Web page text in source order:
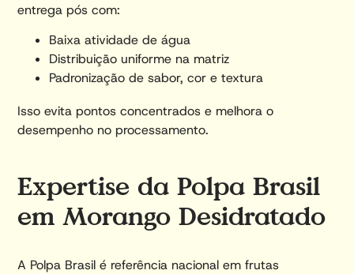
entrega pós com:
Baixa atividade de água
Distribuição uniforme na matriz
Padronização de sabor, cor e textura
Isso evita pontos concentrados e melhora o
desempenho no processamento.
Expertise da Polpa Brasil
em Morango Desidratado
A Polpa Brasil é referência nacional em frutas